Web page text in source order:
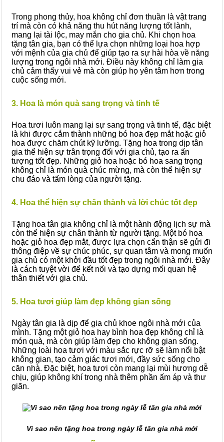
Trong phong thủy, hoa không chỉ đơn thuần là vật trang
trí mà còn có khả năng thu hút năng lượng tốt lành,
mang lại tài lộc, may mắn cho gia chủ. Khi chọn hoa
tặng tân gia, bạn có thể lựa chọn những loại hoa hợp
với mệnh của gia chủ để giúp tạo ra sự hài hòa về năng
lượng trong ngôi nhà mới. Điều này không chỉ làm gia
chủ cảm thấy vui vẻ mà còn giúp họ yên tâm hơn trong
cuộc sống mới.
3. Hoa là món quà sang trọng và tinh tế
Hoa tươi luôn mang lại sự sang trọng và tinh tế, đặc biệt
là khi được cắm thành những bó hoa đẹp mắt hoặc giỏ
hoa được chăm chút kỹ lưỡng. Tặng hoa trong dịp tân
gia thể hiện sự trân trọng đối với gia chủ, tạo ra ấn
tượng tốt đẹp. Những giỏ hoa hoặc bó hoa sang trọng
không chỉ là món quà chúc mừng, mà còn thể hiện sự
chu đáo và tấm lòng của người tặng.
4. Hoa thể hiện sự chân thành và lời chúc tốt đẹp
Tặng hoa tân gia không chỉ là một hành động lịch sự mà
còn thể hiện sự chân thành từ người tặng. Một bó hoa
hoặc giỏ hoa đẹp mắt, được lựa chọn cẩn thận sẽ gửi đi
thông điệp về sự chúc phúc, sự quan tâm và mong muốn
gia chủ có một khởi đầu tốt đẹp trong ngôi nhà mới. Đây
là cách tuyệt vời để kết nối và tạo dựng mối quan hệ
thân thiết với gia chủ.
5. Hoa tươi giúp làm đẹp không gian sống
Ngày tân gia là dịp để gia chủ khoe ngôi nhà mới của
mình. Tặng một giỏ hoa hay bình hoa đẹp không chỉ là
món quà, mà còn giúp làm đẹp cho không gian sống.
Những loài hoa tươi với màu sắc rực rỡ sẽ làm nổi bật
không gian, tạo cảm giác tươi mới, đầy sức sống cho
căn nhà. Đặc biệt, hoa tươi còn mang lại mùi hương dễ
chịu, giúp không khí trong nhà thêm phần ấm áp và thư
giãn.
Vì sao nên tặng hoa trong ngày lễ tân gia nhà mới